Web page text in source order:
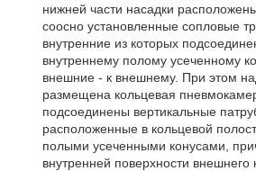
нижней части насадки
соосно установленные сопловые
внутренние из которых
внутреннему полому усеченному
внешние - к внешнему. При этом
размещена кольцевая
подсоединены вертикальные
расположенные в кольцевой
полыми усеченными конусами,
внутренней поверхности внешнего